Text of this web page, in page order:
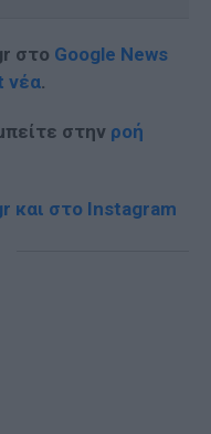
στο Google News
νέα.
στην ροή
και στο Instagram